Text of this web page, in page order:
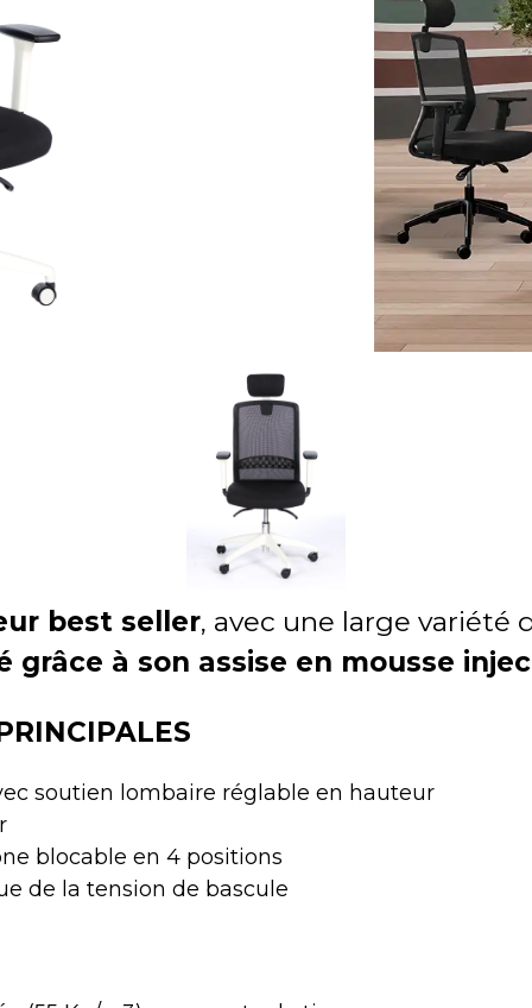
best seller, avec une large variété
à son assise en mousse
soutien lombaire réglable en hauteur
blocable en 4 positions
de la tension de bascule